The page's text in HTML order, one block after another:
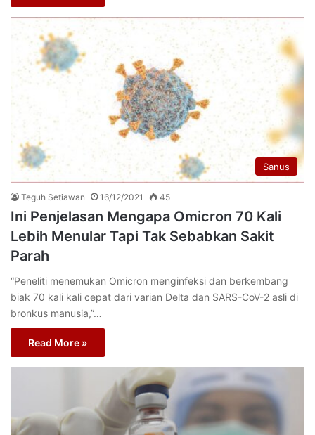
Sanus
Teguh Setiawan 16/12/2021 45
Ini Penjelasan Mengapa Omicron 70 Kali
Lebih Menular Tapi Tak Sebabkan Sakit
Parah
“Peneliti menemukan Omicron menginfeksi dan berkembang
biak 70 kali kali cepat dari varian Delta dan SARS-CoV-2 asli di
bronkus manusia,”…
Read More »